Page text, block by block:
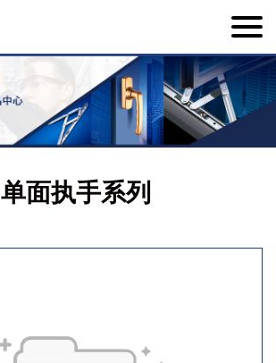
单面执手系列